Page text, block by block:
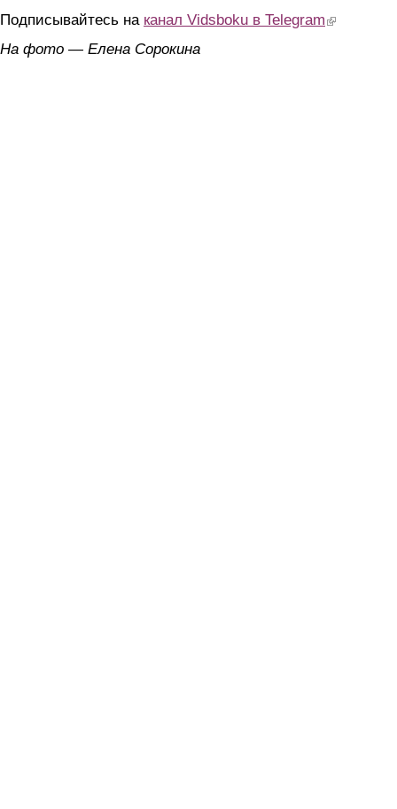
Подписывайтесь на канал Vidsboku в Telegram (link is
На фото — Елена Сорокина